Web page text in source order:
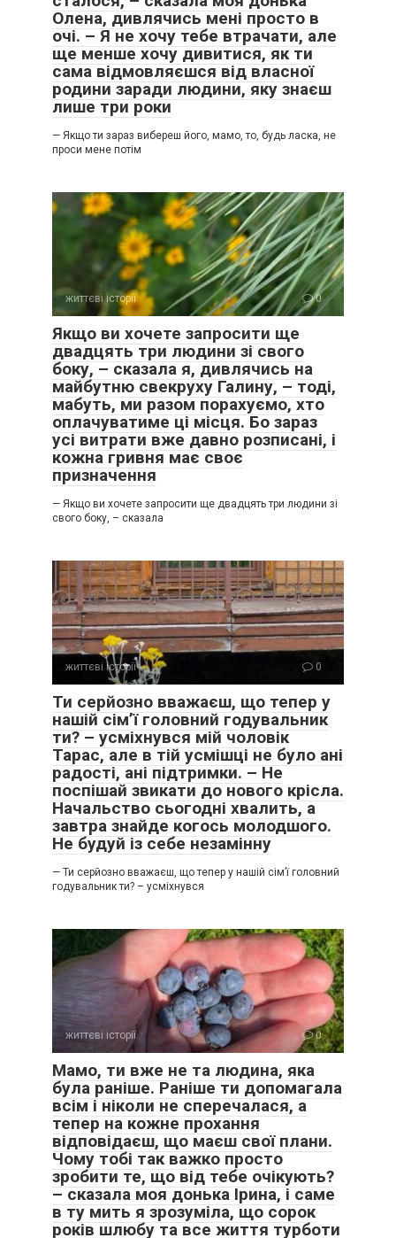
Олена, дивлячись мені просто в
очі. – Я не хочу тебе втрачати, але
ще менше хочу дивитися, як ти
сама відмовляєшся від власної
родини заради людини, яку знаєш
лише три роки
— Якщо ти зараз вибереш його, мамо, то, будь ласка, не
проси мене потім
життєві історії 0
Якщо ви хочете запросити ще
двадцять три людини зі свого
боку, – сказала я, дивлячись на
майбутню свекруху Галину, – тоді,
мабуть, ми разом порахуємо, хто
оплачуватиме ці місця. Бо зараз
усі витрати вже давно розписані, і
кожна гривня має своє
призначення
— Якщо ви хочете запросити ще двадцять три людини зі
свого боку, – сказала
життєві історії 0
Ти серйозно вважаєш, що тепер у
нашій сім’ї головний годувальник
ти? – усміхнувся мій чоловік
Тарас, але в тій усмішці не було ані
радості, ані підтримки. – Не
поспішай звикати до нового крісла.
Начальство сьогодні хвалить, а
завтра знайде когось молодшого.
Не будуй із себе незамінну
— Ти серйозно вважаєш, що тепер у нашій сім’ї головний
годувальник ти? – усміхнувся
життєві історії 0
Мамо, ти вже не та людина, яка
була раніше. Раніше ти допомагала
всім і ніколи не сперечалася, а
тепер на кожне прохання
відповідаєш, що маєш свої плани.
Чому тобі так важко просто
зробити те, що від тебе очікують?
– сказала моя донька Ірина, і саме
в ту мить я зрозуміла, що сорок
років шлюбу та все життя турботи